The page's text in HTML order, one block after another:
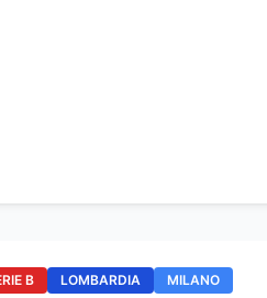
B LOMBARDIA MILANO